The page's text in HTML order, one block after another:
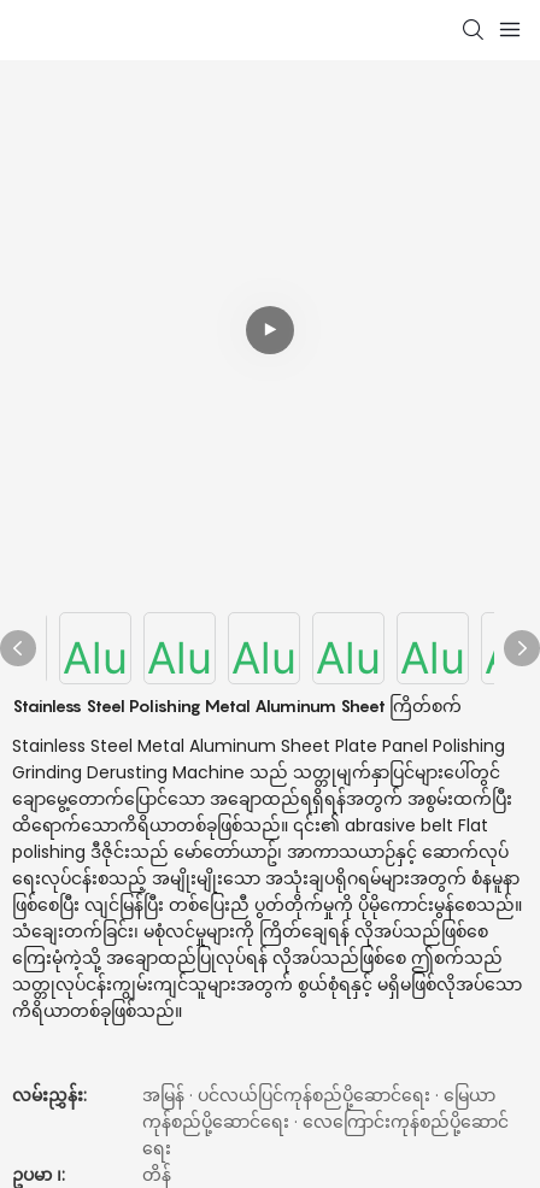
Stainless Steel Polishing Metal Aluminum Sheet ကြိတ်စက်
Stainless Steel Metal Aluminum Sheet Plate Panel Polishing
Grinding Derusting Machine သည် သတ္တုမျက်နှာပြင်များပေါ်တွင်
ချောမွေ့တောက်ပြောင်သော အချောထည်ရရှိရန်အတွက် အစွမ်းထက်ပြီး
ထိရောက်သောကိရိယာတစ်ခုဖြစ်သည်။ ၎င်း၏ abrasive belt Flat
polishing ဒီဇိုင်းသည် မော်တော်ယာဥ်၊ အာကာသယာဉ်နှင့် ဆောက်လုပ်
ရေးလုပ်ငန်းစသည့် အမျိုးမျိုးသော အသုံးချပရိုဂရမ်များအတွက် စံနမူနာ
ဖြစ်စေပြီး လျင်မြန်ပြီး တစ်ပြေးညီ ပွတ်တိုက်မှုကို ပိုမိုကောင်းမွန်စေသည်။
သံချေးတက်ခြင်း၊ မစုံလင်မှုများကို ကြိတ်ချေရန် လိုအပ်သည်ဖြစ်စေ
ကြေးမုံကဲ့သို့ အချောထည်ပြုလုပ်ရန် လိုအပ်သည်ဖြစ်စေ ဤစက်သည်
သတ္တုလုပ်ငန်းကျွမ်းကျင်သူများအတွက် စွယ်စုံရနှင့် မရှိမဖြစ်လိုအပ်သော
ကိရိယာတစ်ခုဖြစ်သည်။
လမ်းညွှန်း:
အမြန် · ပင်လယ်ပြင်ကုန်စည်ပို့ဆောင်ရေး · မြေယာ
ကုန်စည်ပို့ဆောင်ရေး · လေကြောင်းကုန်စည်ပို့ဆောင်
ရေး
ဥပမာ ၊:
တိန်